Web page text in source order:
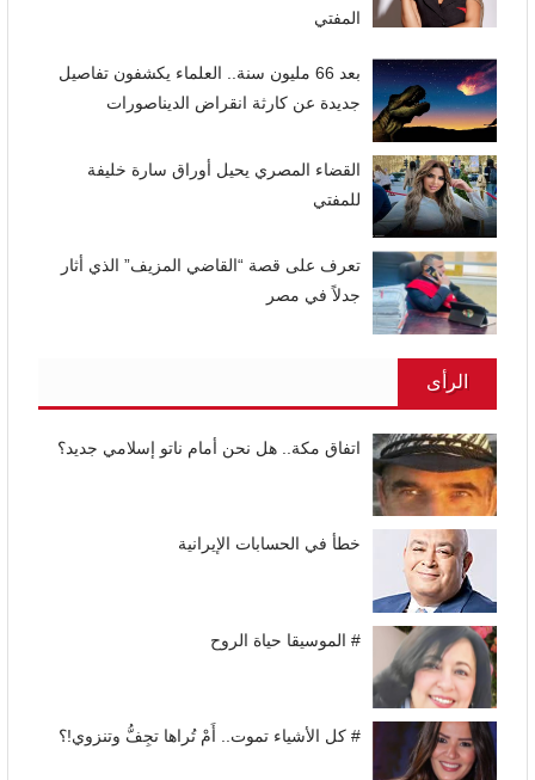
المفتي
بعد 66 مليون سنة.. العلماء يكشفون تفاصيل
جديدة عن كارثة انقراض الديناصورات
القضاء المصري يحيل أوراق سارة خليفة
للمفتي
تعرف على قصة “القاضي المزيف” الذي أثار
جدلاً في مصر
الرأى
اتفاق مكة.. هل نحن أمام ناتو إسلامي جديد؟
خطأ في الحسابات الإيرانية
# الموسيقا حياة الروح
# كل الأشياء تموت.. أَمْ تُراها تجِفُّ وتنزوي!؟